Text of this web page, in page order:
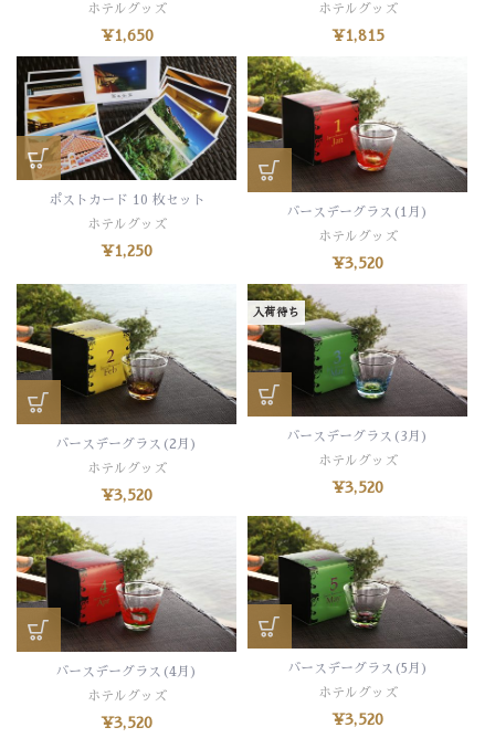
ホテルグッズ
¥1,650
ホテルグッズ
¥1,815
ポストカード 10 枚セット
ホテルグッズ
¥1,250
バースデーグラス(1月)
ホテルグッズ
¥3,520
バースデーグラス(2月)
ホテルグッズ
¥3,520
入荷待ち
バースデーグラス(3月)
ホテルグッズ
¥3,520
バースデーグラス(4月)
ホテルグッズ
¥3,520
バースデーグラス(5月)
ホテルグッズ
¥3,520